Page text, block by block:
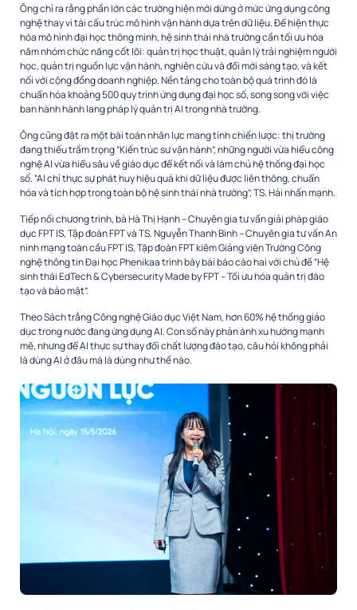
Ông chỉ ra rằng phần lớn các trường hiện mới dừng ở mức ứng dụng công
nghệ thay vì tái cấu trúc mô hình vận hành dựa trên dữ liệu. Để hiện thực
hóa mô hình đại học thông minh, hệ sinh thái nhà trường cần tối ưu hóa
năm nhóm chức năng cốt lõi: quản trị học thuật, quản lý trải nghiệm người
học, quản trị nguồn lực vận hành, nghiên cứu và đổi mới sáng tạo, và kết
nối với cộng đồng doanh nghiệp. Nền tảng cho toàn bộ quá trình đó là
chuẩn hóa khoảng 500 quy trình ứng dụng đại học số, song song với việc
ban hành hành lang pháp lý quản trị AI trong nhà trường.
Ông cũng đặt ra một bài toán nhân lực mang tính chiến lược: thị trường
đang thiếu trầm trọng “Kiến trúc sư vận hành”, những người vừa hiểu công
nghệ AI vừa hiểu sâu về giáo dục để kết nối và làm chủ hệ thống đại học
số. “AI chỉ thực sự phát huy hiệu quả khi dữ liệu được liên thông, chuẩn
hóa và tích hợp trong toàn bộ hệ sinh thái nhà trường”, TS. Hải nhấn mạnh.
Tiếp nối chương trình, bà Hà Thị Hạnh – Chuyên gia tư vấn giải pháp giáo
dục FPT IS, Tập đoàn FPT và TS. Nguyễn Thanh Bình – Chuyên gia tư vấn An
ninh mạng toàn cầu FPT IS, Tập đoàn FPT kiêm Giảng viên Trường Công
nghệ thông tin Đại học Phenikaa trình bày bài báo cáo hai với chủ đề “Hệ
sinh thái EdTech & Cybersecurity Made by FPT – Tối ưu hóa quản trị đào
tạo và bảo mật”.
Theo Sách trắng Công nghệ Giáo dục Việt Nam, hơn 60% hệ thống giáo
dục trong nước đang ứng dụng AI. Con số này phản ánh xu hướng mạnh
mẽ, nhưng để AI thực sự thay đổi chất lượng đào tạo, câu hỏi không phải
là dùng AI ở đâu mà là dùng như thế nào.